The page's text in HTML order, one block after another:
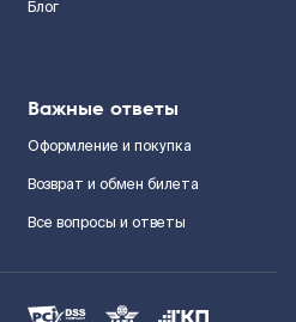
Блог
Важные ответы
Оформление и покупка
Возврат и обмен билета
Все вопросы и ответы